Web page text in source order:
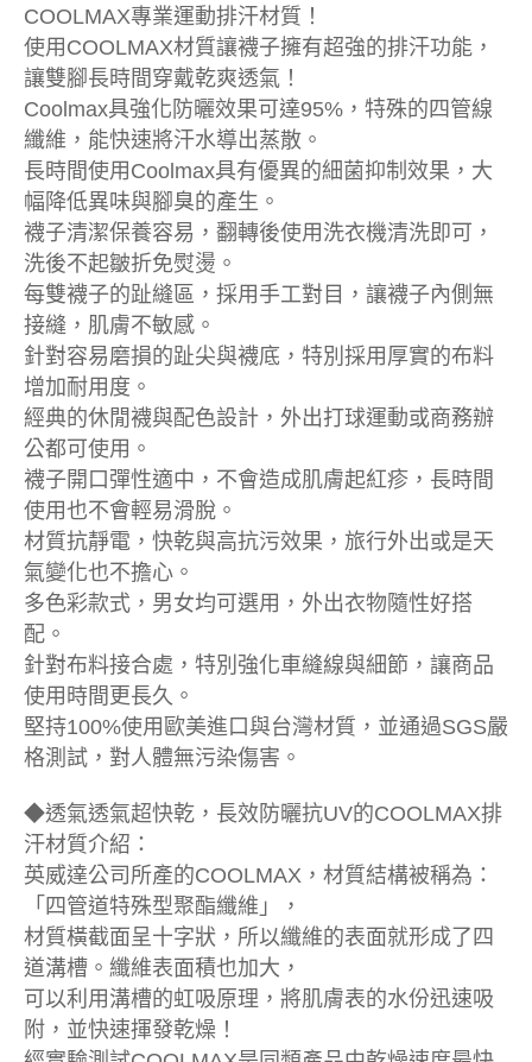
COOLMAX專業運動排汗材質！
使用COOLMAX材質讓襪子擁有超強的排汗功能，
讓雙腳長時間穿戴乾爽透氣！
Coolmax具強化防曬效果可達95%，特殊的四管線
纖維，能快速將汗水導出蒸散。
長時間使用Coolmax具有優異的細菌抑制效果，大
幅降低異味與腳臭的產生。
襪子清潔保養容易，翻轉後使用洗衣機清洗即可，
洗後不起皺折免熨燙。
每雙襪子的趾縫區，採用手工對目，讓襪子內側無
接縫，肌膚不敏感。
針對容易磨損的趾尖與襪底，特別採用厚實的布料
增加耐用度。
經典的休閒襪與配色設計，外出打球運動或商務辦
公都可使用。
襪子開口彈性適中，不會造成肌膚起紅疹，長時間
使用也不會輕易滑脫。
材質抗靜電，快乾與高抗污效果，旅行外出或是天
氣變化也不擔心。
多色彩款式，男女均可選用，外出衣物隨性好搭
配。
針對布料接合處，特別強化車縫線與細節，讓商品
使用時間更長久。
堅持100%使用歐美進口與台灣材質，並通過SGS嚴
格測試，對人體無污染傷害。
◆透氣透氣超快乾，長效防曬抗UV的COOLMAX排
汗材質介紹：
英威達公司所產的COOLMAX，材質結構被稱為：
「四管道特殊型聚酯纖維」，
材質橫截面呈十字狀，所以纖維的表面就形成了四
道溝槽。纖維表面積也加大，
可以利用溝槽的虹吸原理，將肌膚表的水份迅速吸
附，並快速揮發乾燥！